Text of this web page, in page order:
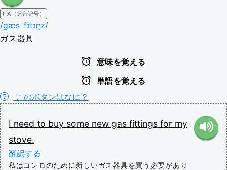
IPA（発音記号）
/ɡæs ˈfɪtɪŋz/
ガス器具
意味を覚える
単語を覚える
このボタンはなに？
I need to buy some new gas fittings for my
stove.
翻訳する
私はコンロのために新しいガス器具を買う必要があり